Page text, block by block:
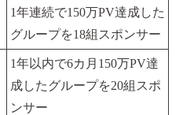
1年連続で150万PV達成した
グループを18組スポンサー
1年以内で6カ月150万PV達
成したグループを20組スポ
ンサー